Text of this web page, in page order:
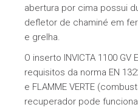
abertura por cima possui
defletor de chaminé em
e grelha.
O inserto INVICTA 1100 GV
requisitos da norma EN
e FLAMME VERTE
recuperador pode